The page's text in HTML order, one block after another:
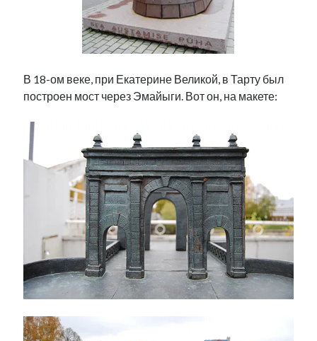
Эстония и Россия
radio narva takinada андрус ансип
ансиппиада безработица видео война
в поисках здравого смысла выборы высказывание
евросоюз интервью история кабинетные истории
кая каллас книга маська нарва
нацменьшинства образование обучение эстонскому
памятники парад клоунов парламент партия поводырь
подкаст
рийгикогу
В 18-ом веке, при Екатерине Великой, в Тарту был
построен мост через Эмайыги. Вот он, на макете: